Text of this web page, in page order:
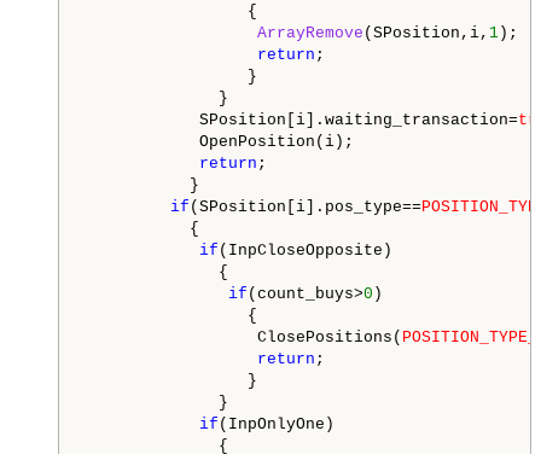
{
ArrayRemove (SPosition,i, 1 );
return ;
}
}
SPosition[i].waiting_transaction=
OpenPosition(i);
return ;
}
if (SPosition[i].pos_type==
{
if (InpCloseOpposite)
{
if (count_buys>0 )
{
ClosePositions(
return ;
}
}
if (InpOnlyOne)
{